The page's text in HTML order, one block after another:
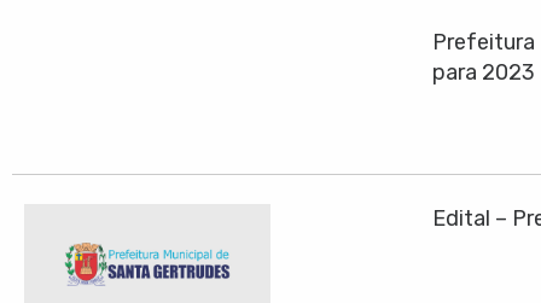
Prefeitura
para 2023
Edital –